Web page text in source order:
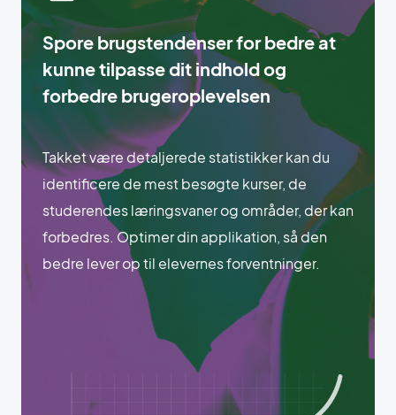
Spore brugstendenser for bedre at
kunne tilpasse dit indhold og
forbedre brugeroplevelsen
Takket være detaljerede statistikker kan du
identificere de mest besøgte kurser, de
studerendes læringsvaner og områder, der kan
forbedres. Optimer din applikation, så den
bedre lever op til elevernes forventninger.